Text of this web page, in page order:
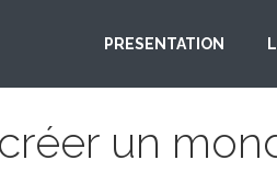
PRESENTATION
un